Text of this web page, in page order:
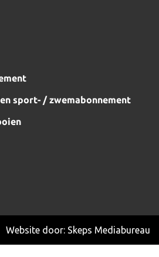
sport- / zwemabonnement
Website door: Skeps Mediabureau